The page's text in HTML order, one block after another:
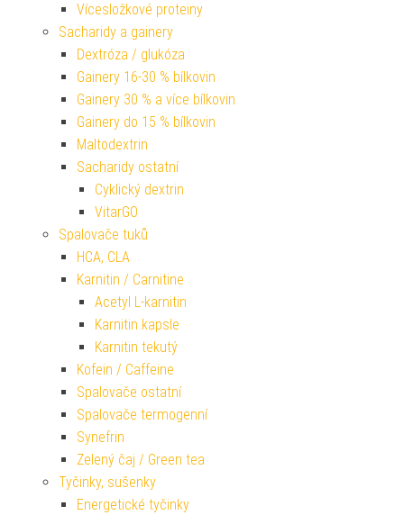
Vícesložkové proteiny
Sacharidy a gainery
Dextróza / glukóza
Gainery 16-30 % bílkovin
Gainery 30 % a více bílkovin
Gainery do 15 % bílkovin
Maltodextrin
Sacharidy ostatní
Cyklický dextrin
VitarGO
Spalovače tuků
HCA, CLA
Karnitin / Carnitine
Acetyl L-karnitin
Karnitin kapsle
Karnitin tekutý
Kofein / Caffeine
Spalovače ostatní
Spalovače termogenní
Synefrin
Zelený čaj / Green tea
Tyčinky, sušenky
Energetické tyčinky